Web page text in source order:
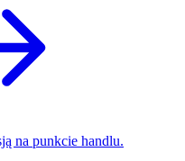
na punkcie handlu.